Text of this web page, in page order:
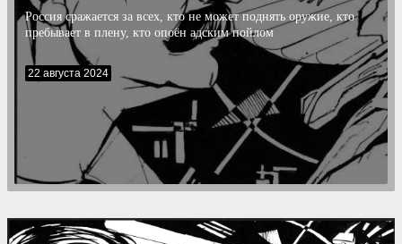
Россия сражается за всех, кто не может поднять оружие, кто
пребывает в плену, кто опоён адским пойлом
22 августа 2024